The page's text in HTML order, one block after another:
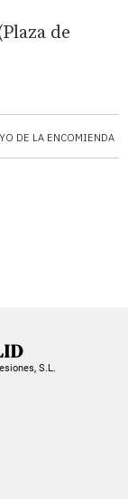
DE LA ENCOMIENDA
de
S.L.